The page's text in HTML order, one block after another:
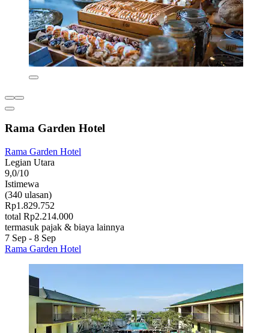
Rama Garden Hotel
Rama Garden Hotel
Legian Utara
9,0/10
Istimewa
(340 ulasan)
Rp1.829.752
total Rp2.214.000
termasuk pajak & biaya lainnya
7 Sep - 8 Sep
Rama Garden Hotel